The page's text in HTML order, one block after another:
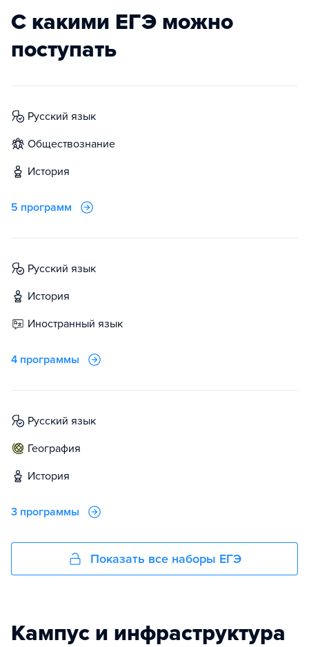
С какими ЕГЭ можно
поступать
русский язык
обществознание
история
5 программ
русский язык
история
иностранный язык
4 программы
русский язык
география
история
3 программы
Показать все наборы ЕГЭ
Кампус и инфраструктура